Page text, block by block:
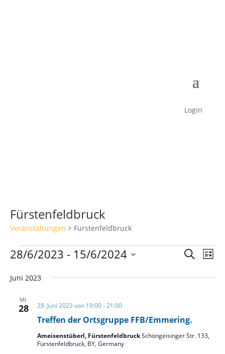
Login
Fürstenfeldbruck
Veranstaltungen Fürstenfeldbruck
Veranstaltungen
und
SucheListe
28/6/2023 - 15/6/2024
wählen.
Juni 2023
MI.
28
Treffen der Ortsgruppe FFB/Emmering.
28. Juni 2023 von 19:00-21:00
Ameisenstüberl, FürstenfeldbruckSchöngeisinger Str. 133,
Fürstenfeldbruck, BY, Germany